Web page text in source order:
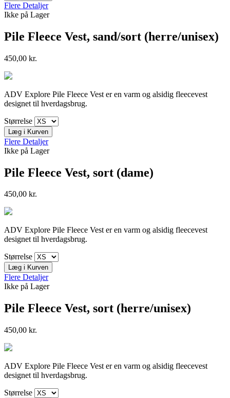
Flere Detaljer
Ikke på Lager
Pile Fleece Vest, sand/sort (herre/unisex)
450,00 kr.
ADV Explore Pile Fleece Vest er en varm og alsidig fleecevest
designet til hverdagsbrug.
Størrelse
Læg i Kurven
Flere Detaljer
Ikke på Lager
Pile Fleece Vest, sort (dame)
450,00 kr.
ADV Explore Pile Fleece Vest er en varm og alsidig fleecevest
designet til hverdagsbrug.
Størrelse
Læg i Kurven
Flere Detaljer
Ikke på Lager
Pile Fleece Vest, sort (herre/unisex)
450,00 kr.
ADV Explore Pile Fleece Vest er en varm og alsidig fleecevest
designet til hverdagsbrug.
Størrelse